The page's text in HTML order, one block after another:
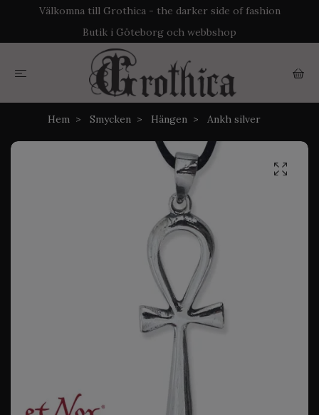
Välkomna till Grothica - the darker side of fashion
Butik i Göteborg och webbshop
Hem Smycken Hängen Ankh silver